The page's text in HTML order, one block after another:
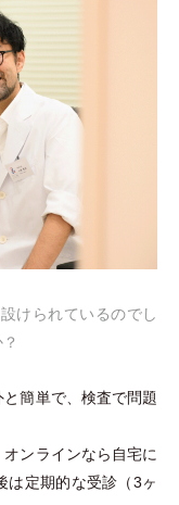
けられているのでし
簡単で、検査で問題
ンラインなら自宅に
は定期的な受診 （3ヶ